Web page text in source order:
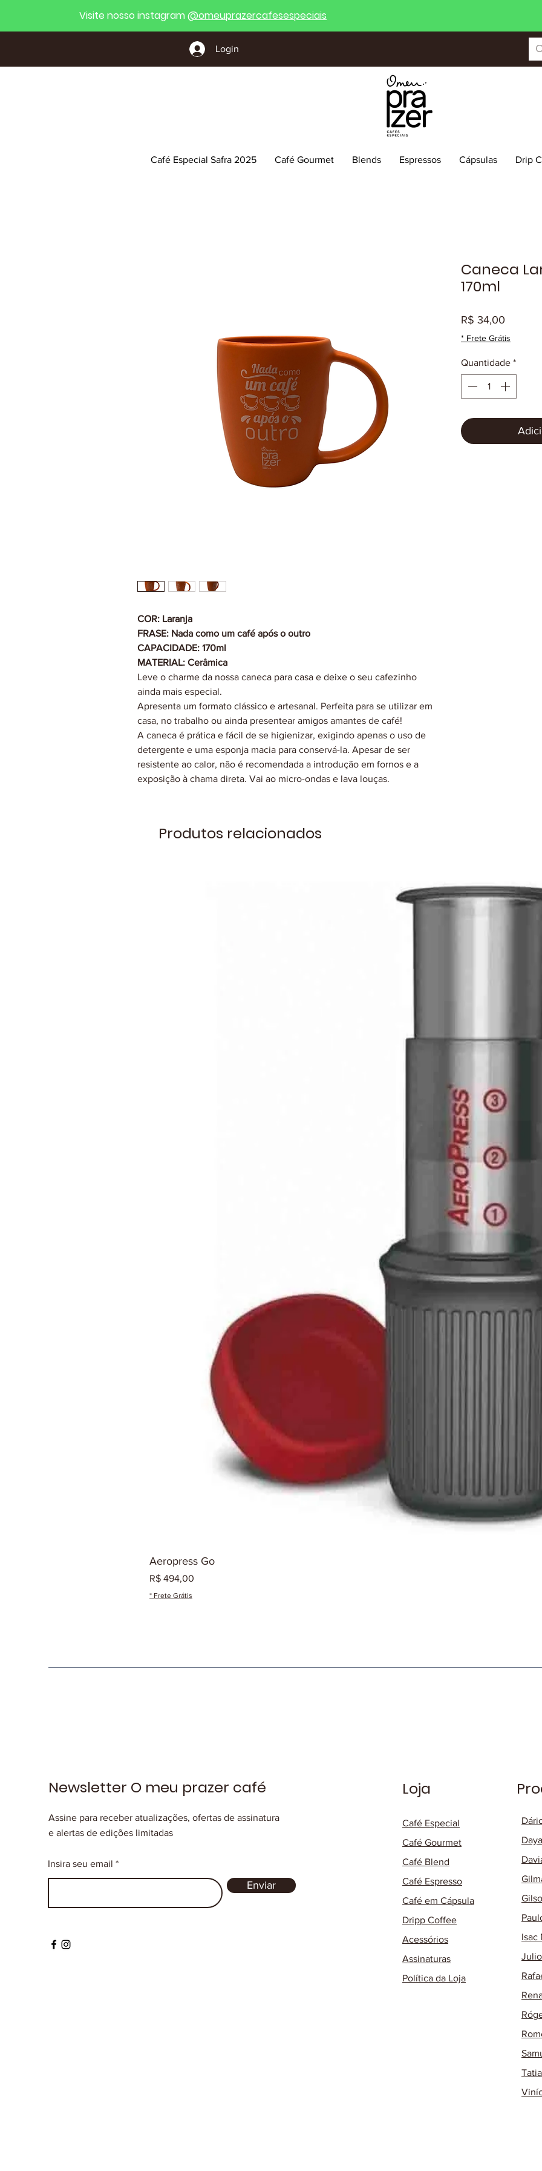
Visite nosso instagram@omeuprazercafesespeciais
Login
Café Especial Safra 2025 Café Gourmet Blends Espressos Cápsulas Drip
COR: Laranja
FRASE: Nada como um café após o outro
CAPACIDADE: 170ml
MATERIAL: Cerâmica
Leve o charme da nossa caneca para casa e deixe o seu cafezinho
ainda mais especial.
Apresenta um formato clássico e artesanal. Perfeita para se utilizar em
casa, no trabalho ou ainda presentear amigos amantes de café!
A caneca é prática e fácil de se higienizar, exigindo apenas o uso de
detergente e uma esponja macia para conservá-la. Apesar de ser
resistente ao calor, não é recomendada a introdução em fornos e a
exposição à chama direta. Vai ao micro-ondas e lava louças.
Caneca
170ml
R$ 34,00
* Frete Grátis
Quantidade *
Produtos relacionados
Aeropress Go
Preço
R$ 494,00
* Frete Grátis
Newsletter O meu prazer café
Assine para receber atualizações, ofertas de assinatura
e alertas de edições limitadas
Insira seu email
Enviar
Loja
Café Especial
Café Gourmet
Café Blend
Café Espresso
Café em Cápsula
Dripp Coffee
Acessórios
Assinaturas
Política da Loja
Isac